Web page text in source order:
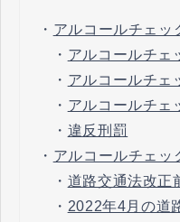
・ アルコールチェッ
・ アルコールチェ
・ アルコールチェ
・ アルコールチェ
・ 違反刑罰
・ アルコールチェッ
・ 道路交通法改正
・ 2022年4月の道